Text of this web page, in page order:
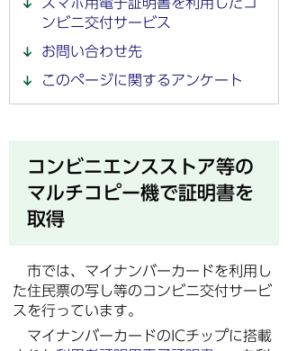
ンビニ交付サービス
お問い合わせ先
このページに関するアンケート
コンビニエンスストア等の
マルチコピー機で証明書を
取得
市では、マイナンバーカードを利用し
た住民票の写し等のコンビニ交付サービ
スを行っています。
マイナンバーカードのICチップに搭載